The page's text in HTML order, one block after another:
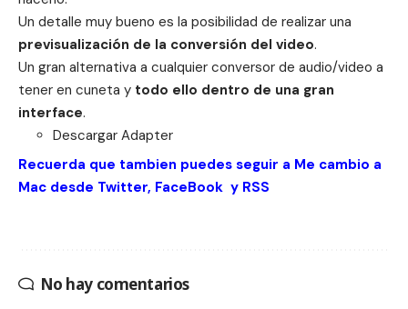
Un detalle muy bueno es la posibilidad de realizar una
previsualización de la conversión del video.
Un gran alternativa a cualquier conversor de audio/video a
tener en cuneta y todo ello dentro de una gran
interface.
Descargar Adapter
Recuerda que tambien puedes seguir a Me cambio a
Mac desde Twitter, FaceBook y RSS
No hay comentarios